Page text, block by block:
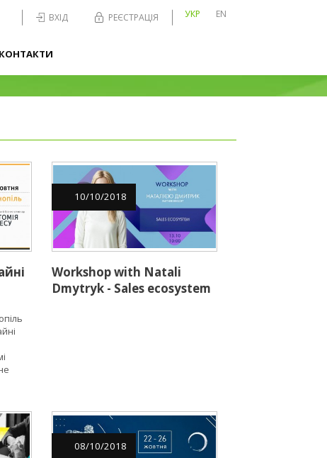
ВХІД РЕЄСТРАЦІЯ УКР EN
КОНТАКТИ
10/10/2018
Workshop with Natali
Dmytryk - Sales ecosystem
08/10/2018